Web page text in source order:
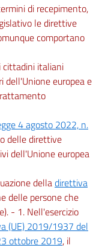
di recepimento,
le direttive
comportano
cittadini italiani
europea e
4 agosto 2022, n.
delle direttive
dell'Unione europea
delladirettiva
delle persone che
- 1. Nell'esercizio
(UE) 2019/1937 del
ottobre 2019, il